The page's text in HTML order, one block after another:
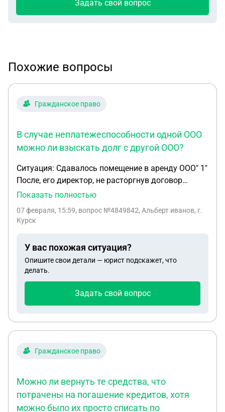
Задать свой вопрос
Похожие вопросы
Гражданское право
В случае неплатежеспособности одной ООО
можно ли взыскать долг с другой ООО?
Ситуация: Сдавалось помещение в аренду ООО" 1"
После, его директор, не расторгнув договор
аренды, заключил новый договор аренды, указав
предупредил за 3 месяца согласно договора о
подтверждением уведомления? 2. Можно ли
взыскать по не расторженглму договору деньги
за аренду, если в переписке ген. директор просил
перезаключить договор аренды с другим своим
ООО2. 3. У него были просрочки, можно ли
неплатежеспособности одной ООО можно ли
Показать полностью
07 февраля, 15:59, вопрос №4849842, Альберт иванов, г.
Курск
У вас похожая ситуация?
Опишите свои детали — юрист подскажет, что
делать.
Задать свой вопрос
Гражданское право
Можно ли вернуть те средства, что
потрачены на погашение кредитов, хотя
можно было их просто списать по